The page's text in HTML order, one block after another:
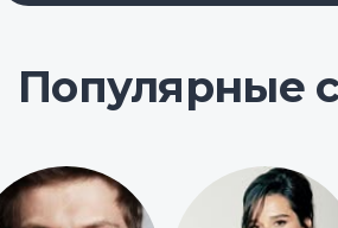
Популярные